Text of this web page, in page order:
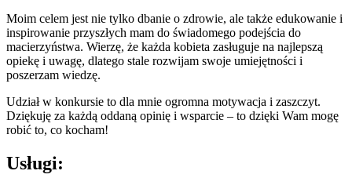
Moim celem jest nie tylko dbanie o zdrowie, ale także edukowanie i
inspirowanie przyszłych mam do świadomego podejścia do
macierzyństwa. Wierzę, że każda kobieta zasługuje na najlepszą
opiekę i uwagę, dlatego stale rozwijam swoje umiejętności i
poszerzam wiedzę.
Udział w konkursie to dla mnie ogromna motywacja i zaszczyt.
Dziękuję za każdą oddaną opinię i wsparcie – to dzięki Wam mogę
robić to, co kocham!
Usługi: